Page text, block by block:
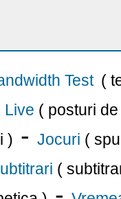
Test (
Live ( posturi
) - Jocuri (
(